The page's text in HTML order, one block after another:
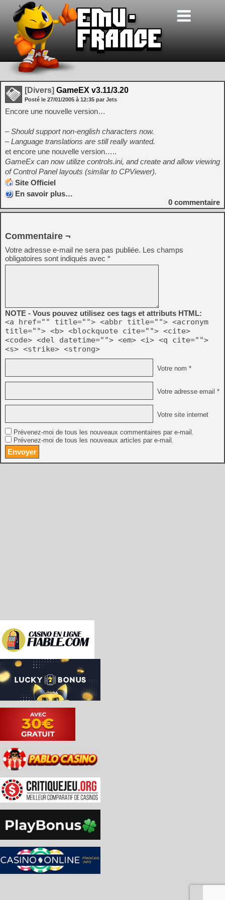
[Divers] GameEX v3.11/3.20
Posté le 27/01/2005 à 12:35 par Jets
Encore une nouvelle version…
– Should support non-english characters now.
– Language translations are still really wanted.
et encore une nouvelle version…..
GameEx can now utilize controls.ini, and create and allow viewing
of Control Panel layouts (similar to CPViewer).
Site Officiel
En savoir plus…
0 commentaire
Commentaire ¬
Votre adresse e-mail ne sera pas publiée. Les champs
obligatoires sont indiqués avec *
NOTE - Vous pouvez utilisez ces tags et attributs HTML:
<a href="" title=""> <abbr title=""> <acronym
title=""> <b> <blockquote cite=""> <cite>
<code> <del datetime=""> <em> <i> <q cite="">
<s> <strike> <strong>
Votre nom *
Votre adresse email *
Votre site internet
Prévenez-moi de tous les nouveaux commentaires par e-mail.
Prévenez-moi de tous les nouveaux articles par e-mail.